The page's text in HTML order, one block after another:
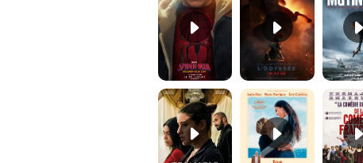
Les Matins merveilleux Bande-annonce VF